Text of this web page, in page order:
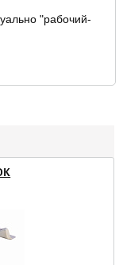
"рабочий-